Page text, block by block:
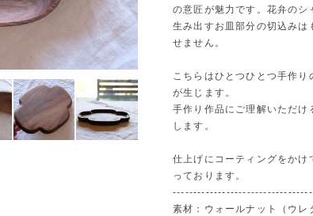
の意匠が魅力です。花弁のシ
生み出すお皿部分の切込みは
せません。
こちらはひとつひとつ手作
が生じます。
手作り作品にご理解いただけ
します。
仕上げにコーティングをかけ
っております。
素材：ウォールナット（ウレ